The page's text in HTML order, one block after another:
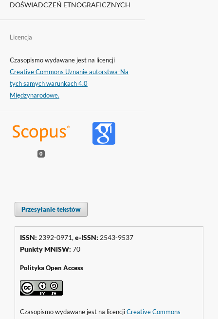
DOŚWIADCZEŃ ETNOGRAFICZNYCH
Licencja
Czasopismo wydawane jest na licencji
Creative Commons Uznanie autorstwa-Na
tych samych warunkach 4.0
Międzynarodowe.
0
Przesyłanie tekstów
ISSN: 2392-0971,e-ISSN: 2543-9537
PunktyMNiSW: 70
Polityka Open Access
Czasopismo wydawane jest na licencjiCreative Commons